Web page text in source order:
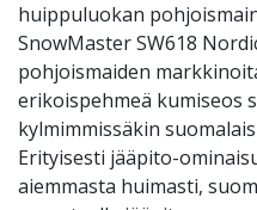
huippuluokan
SnowMaster SW618
pohjoismaiden
erikoispehmeä kumiseos
kylmimmissäkin
Erityisesti jääpito-
aiemmasta huimasti,